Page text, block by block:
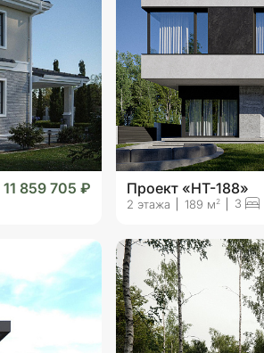
11 859 705 ₽ Проект «HT-188»
2 этажа 189 м2 3